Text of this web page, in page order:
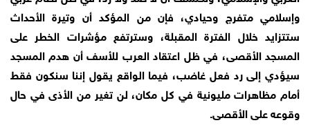
وإسلامي متفرج وحيادي، فإن من المؤكد أن وتيرة الأحداث
ستتزايد خلال الفترة المقبلة، وسترتفع مؤشرات الخطر على
المسجد الأقصى، في ظل اعتقاد العرب للأسف أن هدم المسجد
سيؤدي إلى رد فعل غاضب، فيما الواقع يقول إننا سنكون فقط
أمام مظاهرات مليونية في كل مكان، لن تغير من الأذى في حال
وقوعه على الأقصى.